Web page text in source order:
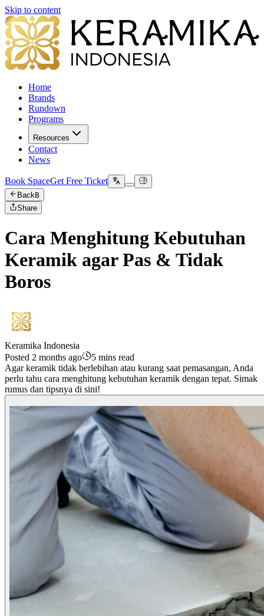
Skip to content
Home
Brands
Rundown
Programs
Resources
Contact
News
Book SpaceGet Free Ticket
BackB
Share
Cara Menghitung Kebutuhan
Keramik agar Pas & Tidak
Boros
Keramika Indonesia
Posted 2 months ago
5 mins read
Agar keramik tidak berlebihan atau kurang saat pemasangan, Anda
perlu tahu cara menghitung kebutuhan keramik dengan tepat. Simak
rumus dan tipsnya di sini!